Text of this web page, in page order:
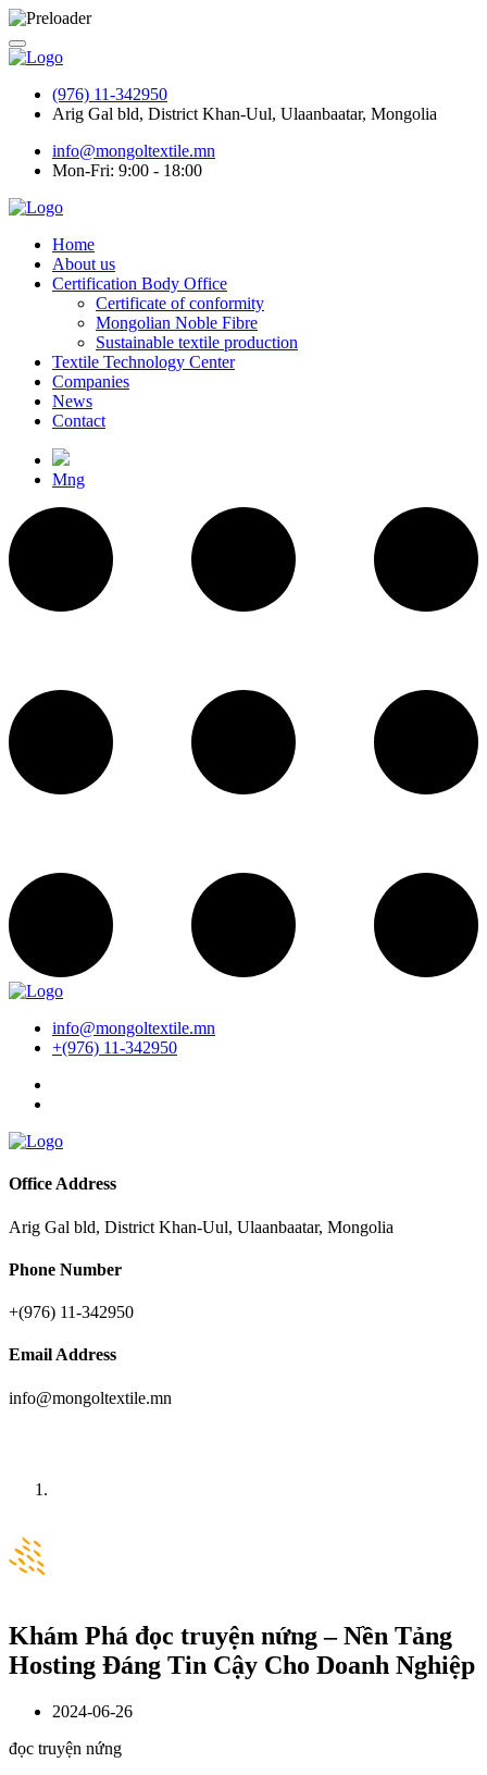
(976) 11-342950
Arig Gal bld, District Khan-Uul, Ulaanbaatar, Mongolia
info@mongoltextile.mn
Mon-Fri: 9:00 - 18:00
Home
About us
Certification Body Office
Certificate of conformity
Mongolian Noble Fibre
Sustainable textile production
Textile Technology Center
Companies
News
Contact
Mng
info@mongoltextile.mn
+(976) 11-342950
Office Address
Arig Gal bld, District Khan-Uul, Ulaanbaatar, Mongolia
Phone Number
+(976) 11-342950
Email Address
info@mongoltextile.mn
Khám Phá đọc truyện nứng – Nền Tảng
Hosting Đáng Tin Cậy Cho Doanh Nghiệp
2024-06-26
đọc truyện nứng